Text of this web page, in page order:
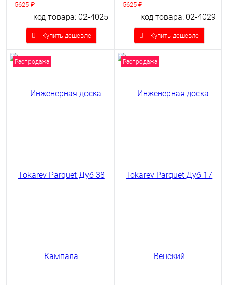
5625 ₽
код товара: 02-4025
Купить дешевле
5625 ₽
код товара: 02-4029
Купить дешевле
Распродажа Распродажа